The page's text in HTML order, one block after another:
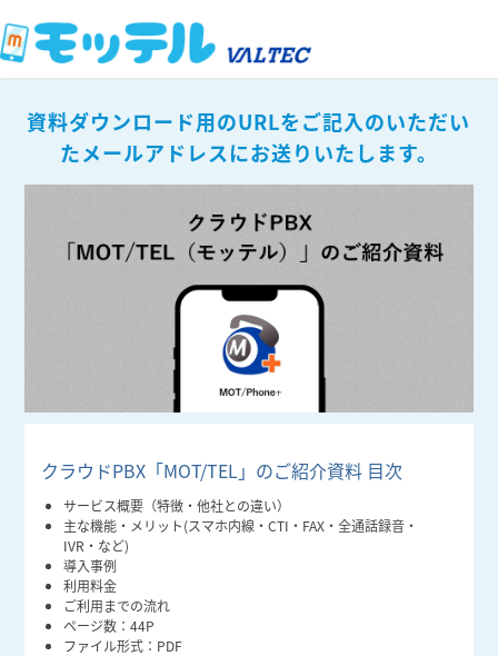
資料ダウンロード用のURLをご記入のいただい
たメールアドレスにお送りいたします。
クラウドPBX「MOT/TEL」のご紹介資料 目次
サービス概要（特徴・他社との違い）
主な機能・メリット(スマホ内線・CTI・FAX・全通話録音・
IVR・など)
導入事例
利用料金
ご利用までの流れ
ページ数：44P
ファイル形式：PDF